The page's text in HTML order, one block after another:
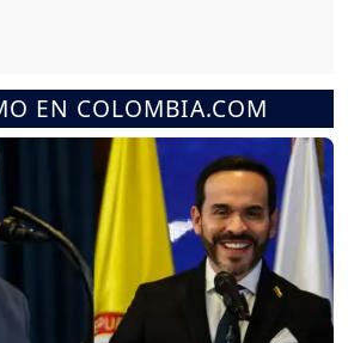
EN COLOMBIA.COM